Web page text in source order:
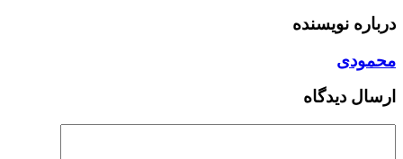
درباره نویسنده
محمودی
ارسال دیدگاه